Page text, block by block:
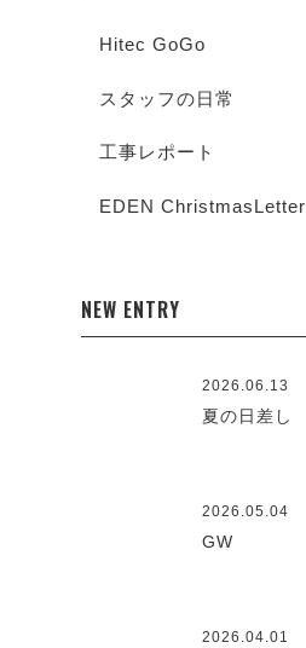
Hitec GoGo
スタッフの日常
工事レポート
EDEN ChristmasLetter
NEW ENTRY
2026.06.13
夏の日差し
2026.05.04
GW
2026.04.01